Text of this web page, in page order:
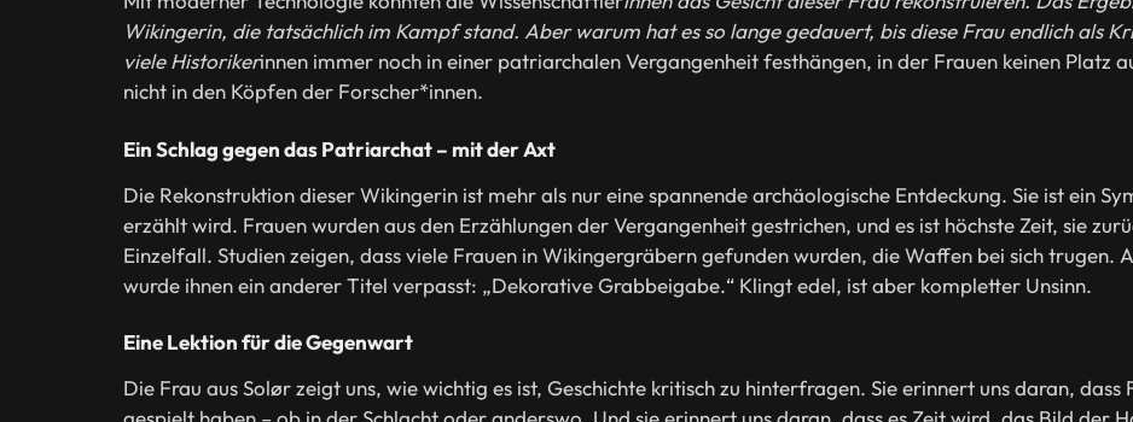
Wikingerin, die tatsächlich im Kampf stand. Aber warum hat es so lange gedauert, bis diese Frau endlich als
viele Historikerinnen immer noch in einer patriarchalen Vergangenheit festhängen, in der Frauen keinen Platz
nicht in den Köpfen der Forscher*innen.
Ein Schlag gegen das Patriarchat – mit der Axt
Die Rekonstruktion dieser Wikingerin ist mehr als nur eine spannende archäologische Entdeckung. Sie ist ein
erzählt wird. Frauen wurden aus den Erzählungen der Vergangenheit gestrichen, und es ist höchste Zeit, sie
Einzelfall. Studien zeigen, dass viele Frauen in Wikingergräbern gefunden wurden, die Waffen bei sich trugen.
wurde ihnen ein anderer Titel verpasst: „Dekorative Grabbeigabe.“ Klingt edel, ist aber kompletter Unsinn.
Eine Lektion für die Gegenwart
Die Frau aus Solør zeigt uns, wie wichtig es ist, Geschichte kritisch zu hinterfragen. Sie erinnert uns daran,